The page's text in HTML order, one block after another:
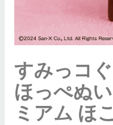
すみっコ
ほっぺぬ
ミアム ほ